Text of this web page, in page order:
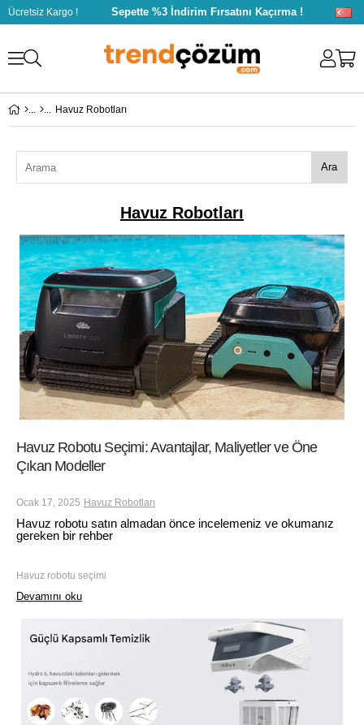
Ücretsiz Kargo ! Sepette %3 İndirim Fırsatını Kaçırma !
Havuz Robotları
Ara
Havuz Robotları
Havuz Robotu Seçimi: Avantajlar, Maliyetler ve Öne
Çıkan Modeller
Ocak 17, 2025 Havuz Robotları
Havuz robotu satın almadan önce incelemeniz ve okumanız
gereken bir rehber
Havuz robotu seçimi
Devamını oku